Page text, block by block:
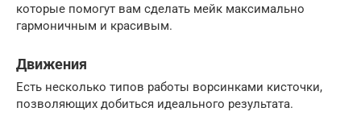
которые помогут вам сделать мейк максимально
гармоничным и красивым.
Движения
Есть несколько типов работы ворсинками кисточки,
позволяющих добиться идеального результата.